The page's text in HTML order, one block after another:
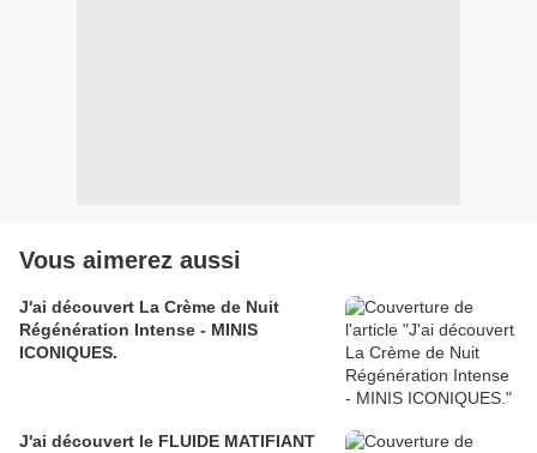
Vous aimerez aussi
J'ai découvert La Crème de Nuit
Régénération Intense - MINIS
ICONIQUES.
J'ai découvert le FLUIDE MATIFIANT